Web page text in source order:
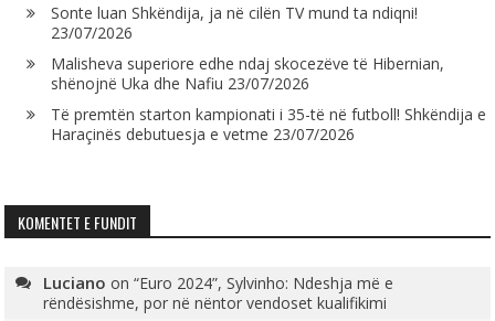
Sonte luan Shkëndija, ja në cilën TV mund ta ndiqni!
23/07/2026
Malisheva superiore edhe ndaj skocezëve të Hibernian,
shënojnë Uka dhe Nafiu 23/07/2026
Të premtën starton kampionati i 35-të në futboll! Shkëndija e
Haraçinës debutuesja e vetme 23/07/2026
KOMENTET E FUNDIT
Luciano on“Euro 2024”, Sylvinho: Ndeshja më e
rëndësishme, por në nëntor vendoset kualifikimi